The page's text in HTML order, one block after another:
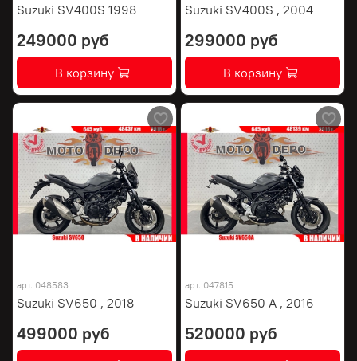
Suzuki SV400S 1998
249000 руб
В корзину
Suzuki SV400S , 2004
299000 руб
В корзину
арт. 048583
Suzuki SV650 , 2018
499000 руб
арт. 047815
Suzuki SV650 A , 2016
520000 руб